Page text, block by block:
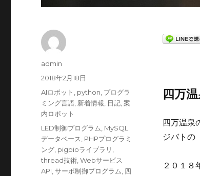
四万
四万温泉
ジバトの
２０１８
投
稿
admin
投
稿
日:
2018年2月18日
カ
テ
ゴ
リ
ー
AIロボット , python, プログラ
ミング言語, 新着情報, 日記,案
内ロボット
タ
グ
LED制御プログラム, MySQL
データベース, PHPプログラミ
ング, pigpioライブラリ ,
thread技術,Webサービス
API,サーボ制御プログラム, 四